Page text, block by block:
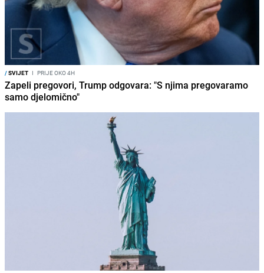
/SVIJET I PRIJE OKO 4H
Zapeli pregovori, Trump odgovara: "S njima pregovaramo
samo djelomično"